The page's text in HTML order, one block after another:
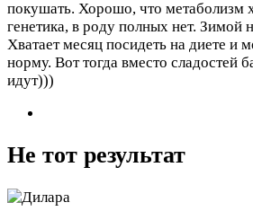
покушать. Хорошо, что метаболизм
генетика, в роду полных нет. Зимой
Хватает месяц посидеть на диете и
норму. Вот тогда вместо сладостей
идут)))
Не тот результат